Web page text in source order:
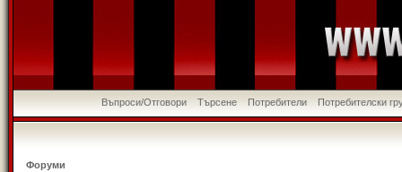
Въпроси/Отговори Търсене Потребители Потребителски
Форуми